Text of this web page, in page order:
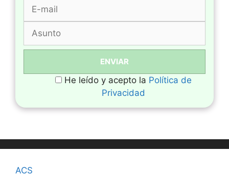
He leído y acepto la Política de
Privacidad
ACS